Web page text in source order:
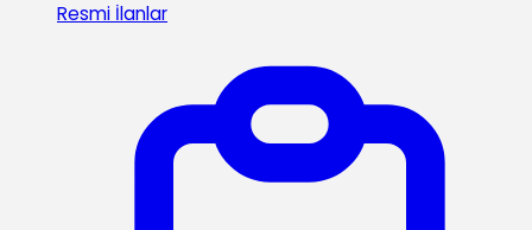
Resmi İlanlar